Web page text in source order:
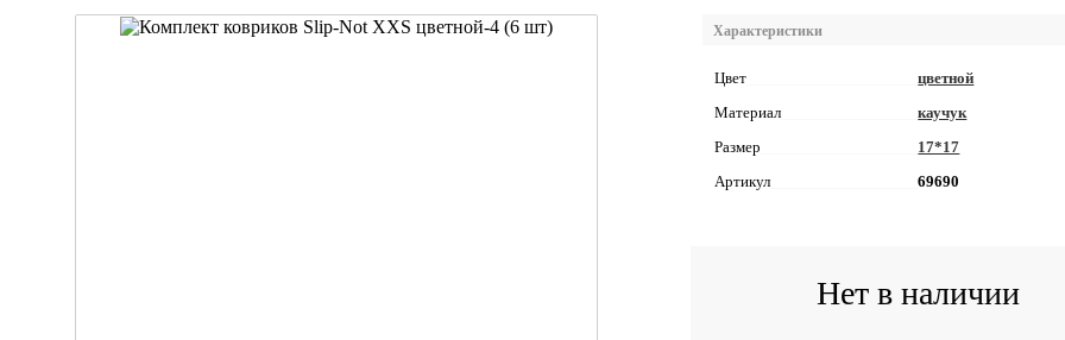
Характеристики
Цвет
цветной
Материал
каучук
Размер
17*17
Артикул
69690
Нет в наличии